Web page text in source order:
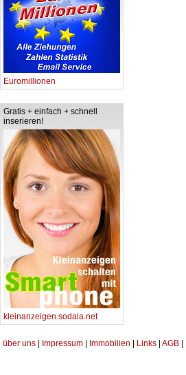
Euromillionen
Gratis + einfach + schnell
inserieren!
kleinanzeigen.sodala.net
über uns Impressum Immobilien Links AGB